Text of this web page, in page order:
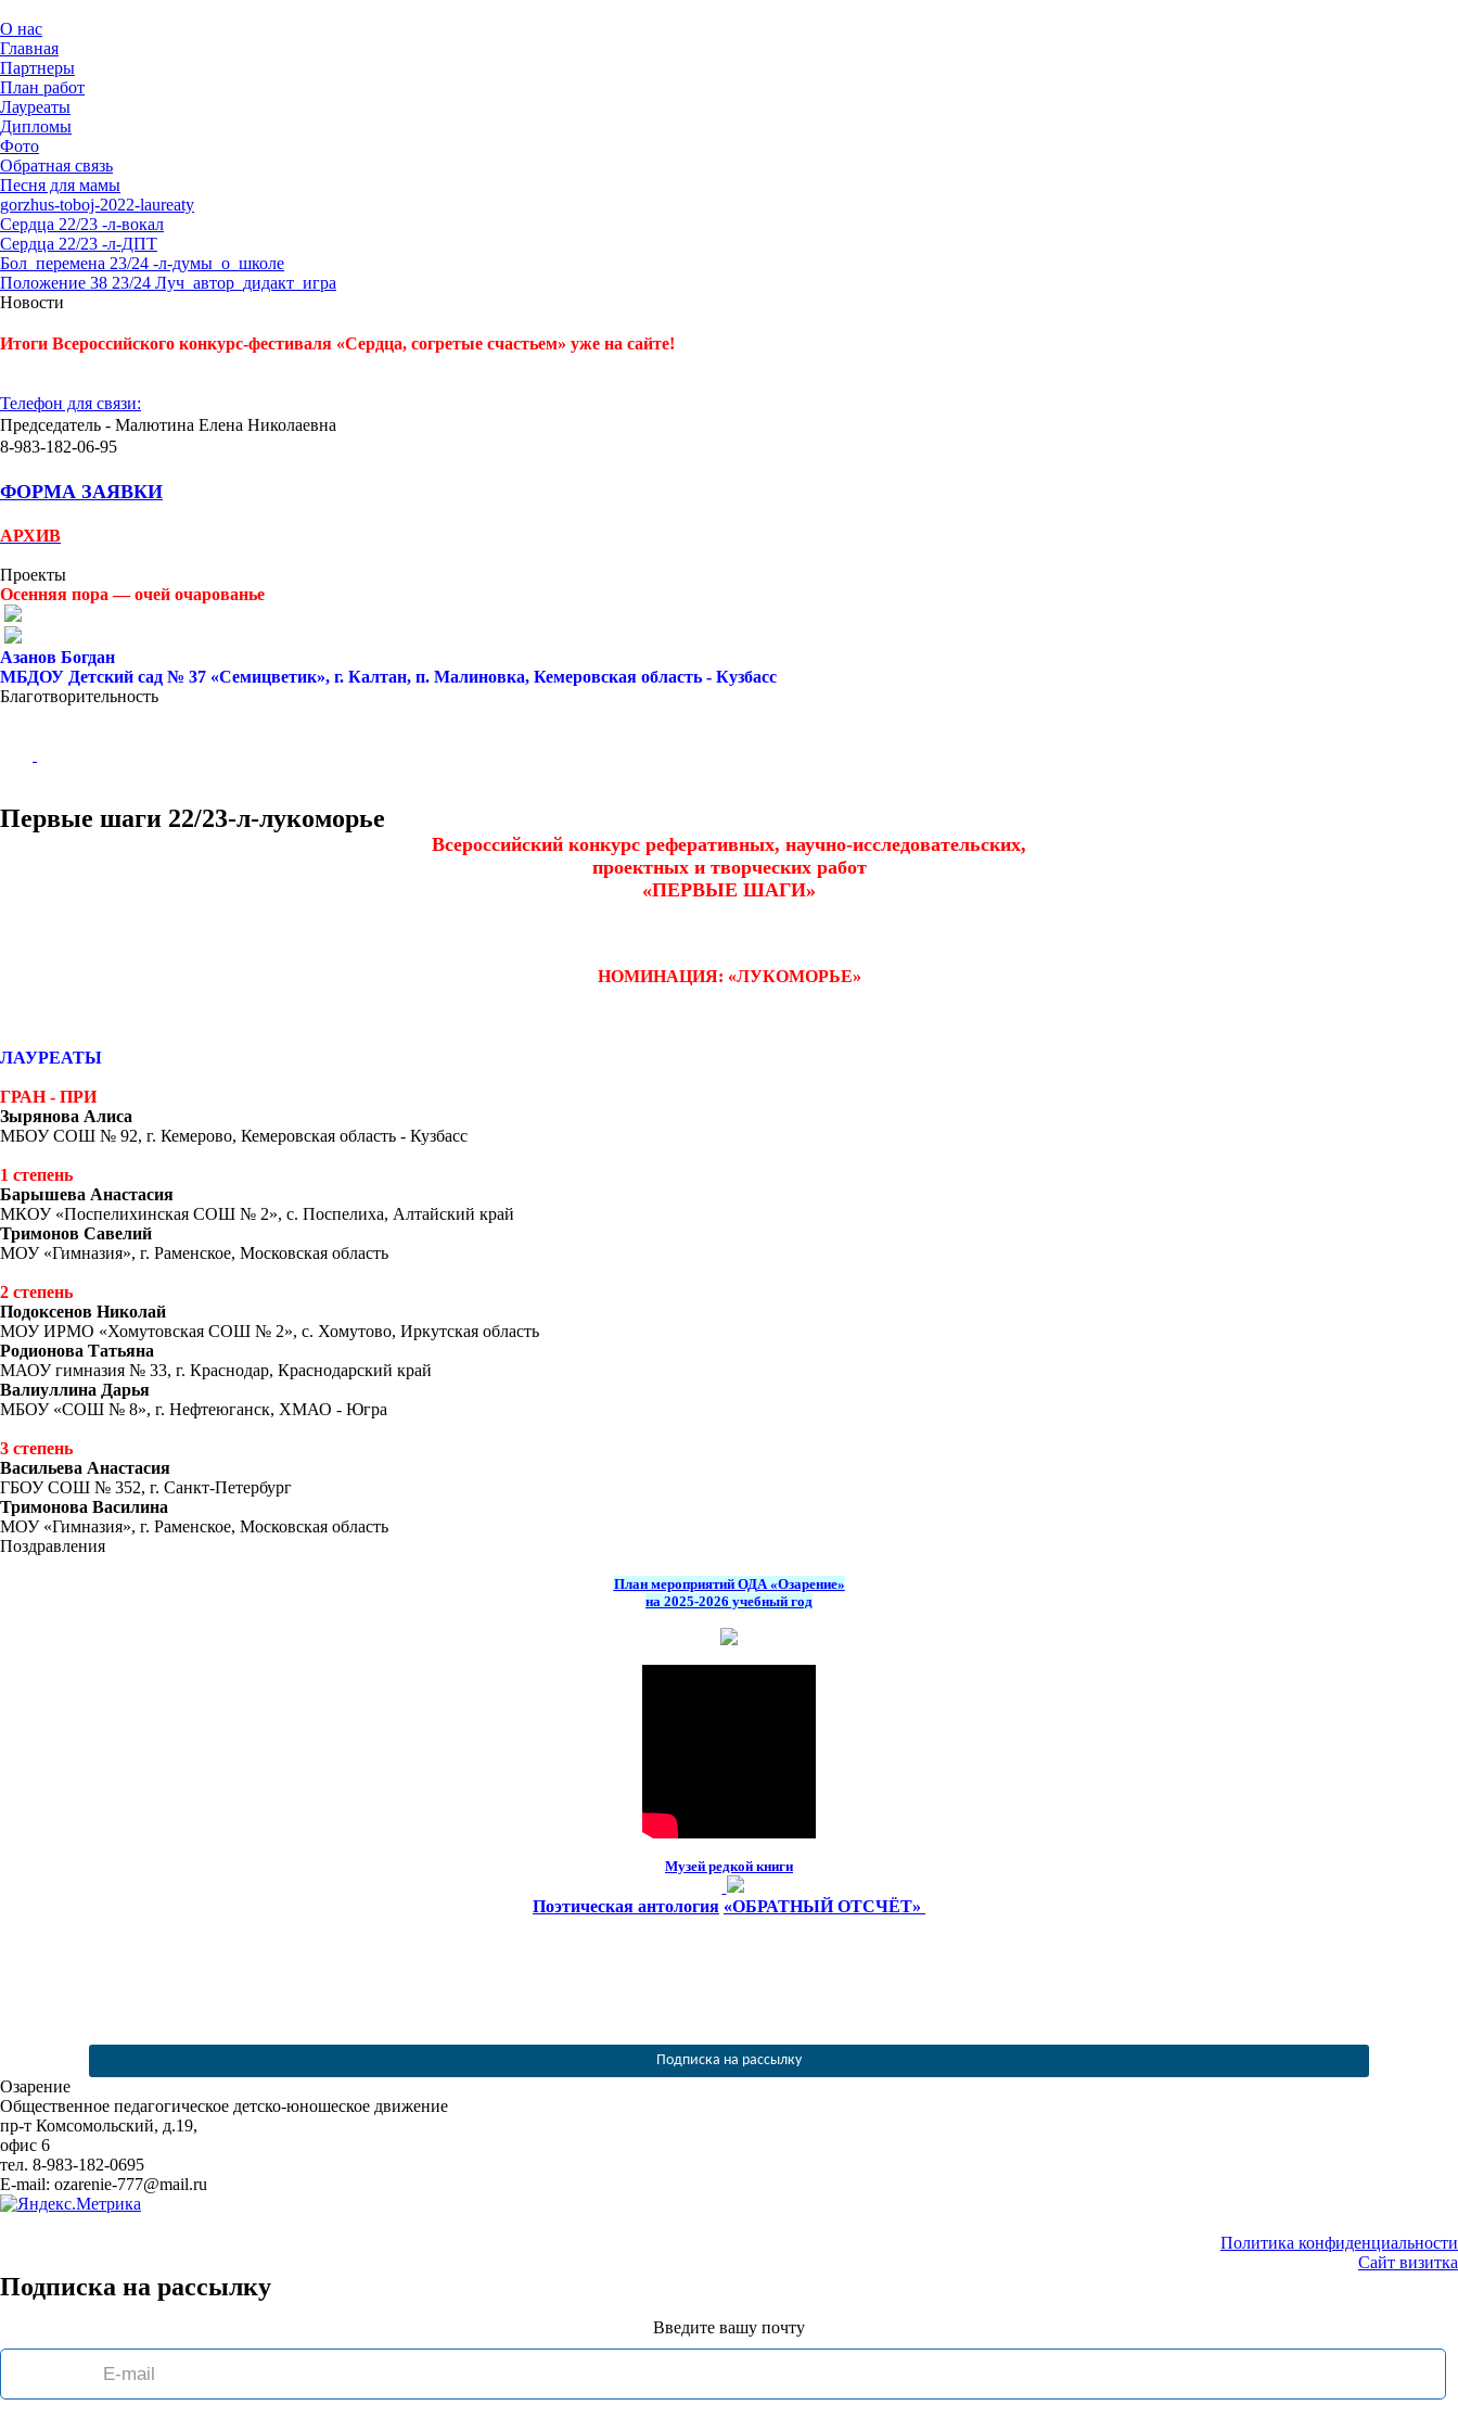
О нас
Главная
Партнеры
План работ
Лауреаты
Дипломы
Фото
Обратная связь
Песня для мамы
gorzhus-toboj-2022-laureaty
Сердца 22/23 -л-вокал
Сердца 22/23 -л-ДПТ
Бол_перемена 23/24 -л-думы_о_школе
Положение 38 23/24 Луч_автор_дидакт_игра
Новости
Итоги Всероссийского конкурс-фестиваля «Сердца, согретые счастьем» уже на сайте!
Телефон для связи:
Председатель - Малютина Елена Николаевна
8-983-182-06-95
ФОРМА ЗАЯВКИ
АРХИВ
Проекты
Осенняя пора — очей очарованье
Азанов Богдан
МБДОУ Детский сад № 37 «Семицветик», г. Калтан, п. Малиновка, Кемеровская область - Кузбасс
Благотворительность
Первые шаги 22/23-л-лукоморье
Всероссийский конкурс реферативных, научно-исследовательских,
проектных и творческих работ
«ПЕРВЫЕ ШАГИ»
НОМИНАЦИЯ: «ЛУКОМОРЬЕ»
ЛАУРЕАТЫ
ГРАН - ПРИ
Зырянова Алиса
МБОУ СОШ № 92, г. Кемерово, Кемеровская область - Кузбасс
1 степень
Барышева Анастасия
МКОУ «Поспелихинская СОШ № 2», с. Поспелиха, Алтайский край
Тримонов Савелий
МОУ «Гимназия», г. Раменское, Московская область
2 степень
Подоксенов Николай
МОУ ИРМО «Хомутовская СОШ № 2», с. Хомутово, Иркутская область
Родионова Татьяна
МАОУ гимназия № 33, г. Краснодар, Краснодарский край
Валиуллина Дарья
МБОУ «СОШ № 8», г. Нефтеюганск, ХМАО - Югра
3 степень
Васильева Анастасия
ГБОУ СОШ № 352, г. Санкт-Петербург
Тримонова Василина
МОУ «Гимназия», г. Раменское, Московская область
Поздравления
План мероприятий ОДА «Озарение»
на 2025-2026 учебный год
Музей редкой книги
Поэтическая антология «ОБРАТНЫЙ ОТСЧЁТ»
Подписка на рассылку
Озарение
Общественное педагогическое детско-юношеское движение
пр-т Комсомольский, д.19,
офис 6
тел. 8-983-182-0695
E-mail: ozarenie-777@mail.ru
Политика конфиденциальности
Сайт визитка
Подписка на рассылку
Введите вашу почту